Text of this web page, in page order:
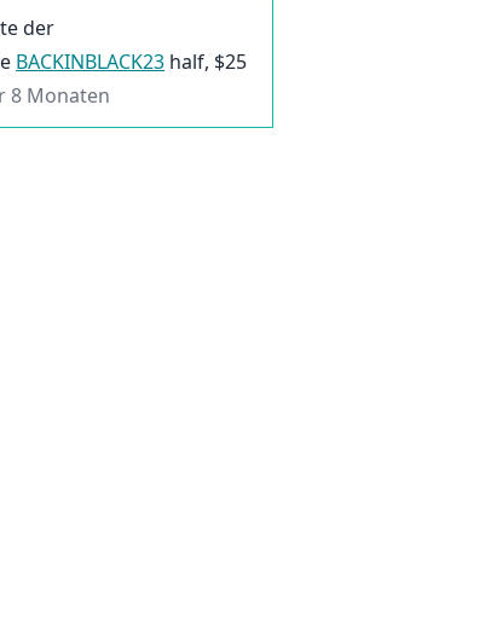
der
BACKINBLACK23 half, $25
8 Monaten